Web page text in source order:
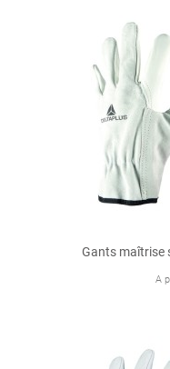
Gants maîtrise
A